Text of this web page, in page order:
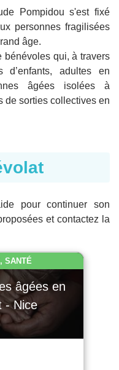
Pompidou s'est fixé
personnes fragilisées
âge.
bénévoles qui, à travers
d’enfants, adultes en
âgées isolées à
de sorties collectives en
pour continuer son
et contactez la
SANTÉ
âgées en
- Nice